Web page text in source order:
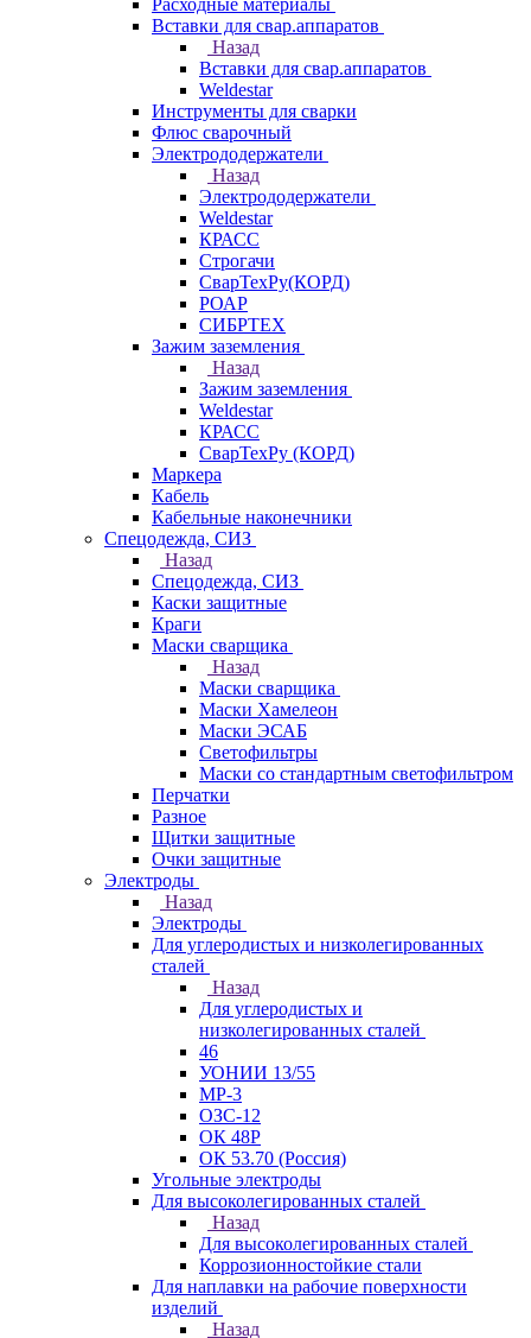
Расходные материалы
Вставки для свар.аппаратов
Назад
Вставки для свар.аппаратов
Weldestar
Инструменты для сварки
Флюс сварочный
Электрододержатели
Назад
Электрододержатели
Weldestar
КРАСС
Строгачи
СварТехРу(КОРД)
РОАР
СИБРТЕХ
Зажим заземления
Назад
Зажим заземления
Weldestar
КРАСС
СварТехРу (КОРД)
Маркера
Кабель
Кабельные наконечники
Спецодежда, СИЗ
Назад
Спецодежда, СИЗ
Каски защитные
Краги
Маски сварщика
Назад
Маски сварщика
Маски Хамелеон
Маски ЭСАБ
Светофильтры
Маски со стандартным светофильтром
Перчатки
Разное
Щитки защитные
Очки защитные
Электроды
Назад
Электроды
Для углеродистых и низколегированных
сталей
Назад
Для углеродистых и
низколегированных сталей
46
УОНИИ 13/55
МР-3
ОЗС-12
ОК 48Р
ОК 53.70 (Россия)
Угольные электроды
Для высоколегированных сталей
Назад
Для высоколегированных сталей
Коррозионностойкие стали
Для наплавки на рабочие поверхности
изделий
Назад